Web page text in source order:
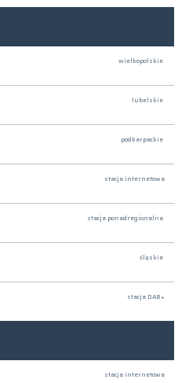
wielkopolskie
lubelskie
podkarpackie
stacja internetowa
stacja ponadregionalna
śląskie
stacja DAB+
stacja internetowa